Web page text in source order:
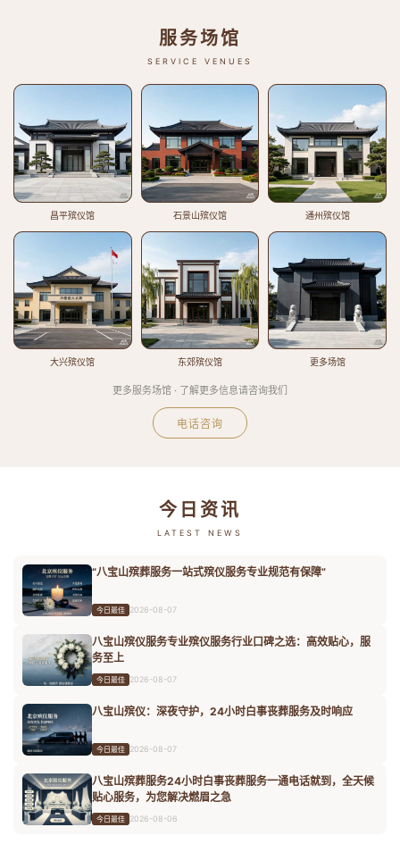
服务场馆
SERVICE VENUES
昌平殡仪馆 石景山殡仪馆 通州殡仪馆
大兴殡仪馆 东郊殡仪馆 更多场馆
更多服务场馆 · 了解更多信息请咨询我们
电话咨询
今日资讯
LATEST NEWS
“八宝山殡葬服务一站式殡仪服务专业规范有保障”
今日最佳 2026-08-07
八宝山殡仪服务专业殡仪服务行业口碑之选：高效贴心，服
务至上
今日最佳 2026-08-07
八宝山殡仪：深夜守护，24小时白事丧葬服务及时响应
今日最佳 2026-08-07
八宝山殡葬服务24小时白事丧葬服务一通电话就到，全天候
贴心服务，为您解决燃眉之急
今日最佳 2026-08-06